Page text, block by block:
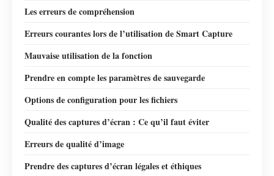
Les erreurs de compréhension
Erreurs courantes lors de l’utilisation de Smart Capture
Mauvaise utilisation de la fonction
Prendre en compte les paramètres de sauvegarde
Options de configuration pour les fichiers
Qualité des captures d’écran : Ce qu’il faut éviter
Erreurs de qualité d’image
Prendre des captures d’écran légales et éthiques